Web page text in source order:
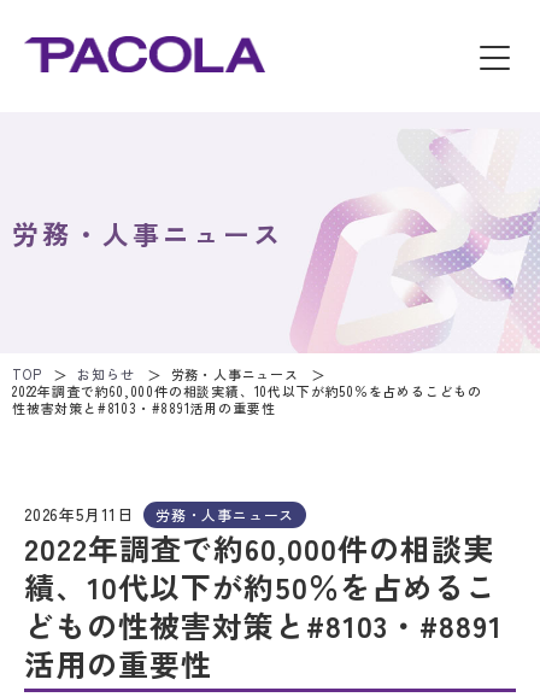
労務・人事ニュース
TOP お知らせ
労務・人事ニュース
2022年調査で約60,000件の相談実績、10代以下が約50％を占めるこどもの
性被害対策と#8103・#8891活用の重要性
2026年5月11日 労務・人事ニュース
2022年調査で約60,000件の相談実
績、10代以下が約50％を占めるこ
どもの性被害対策と#8103・#8891
活用の重要性